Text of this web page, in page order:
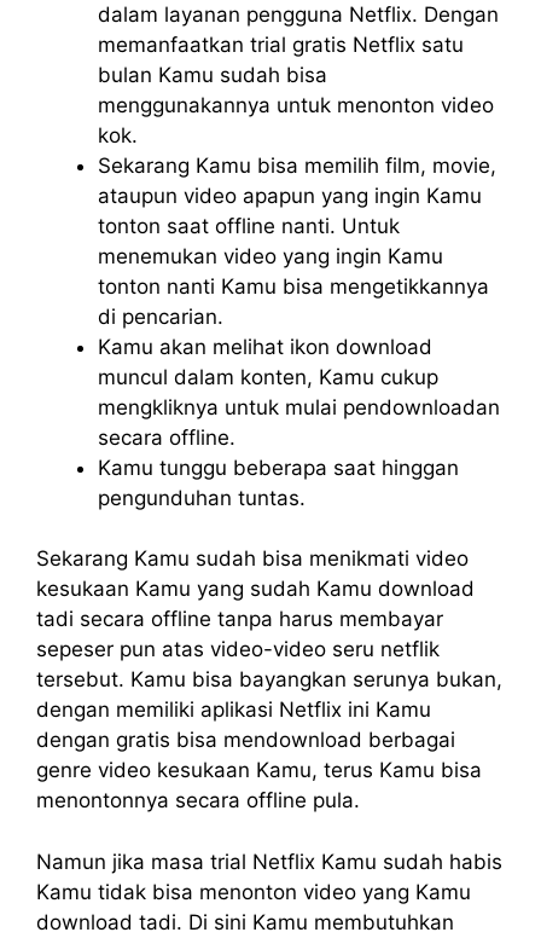
dalam layanan pengguna Netflix. Dengan
memanfaatkan trial gratis Netflix satu
bulan Kamu sudah bisa
menggunakannya untuk menonton video
kok.
Sekarang Kamu bisa memilih film, movie,
ataupun video apapun yang ingin Kamu
tonton saat offline nanti. Untuk
menemukan video yang ingin Kamu
tonton nanti Kamu bisa mengetikkannya
di pencarian.
Kamu akan melihat ikon download
muncul dalam konten, Kamu cukup
mengkliknya untuk mulai pendownloadan
secara offline.
Kamu tunggu beberapa saat hinggan
pengunduhan tuntas.
Sekarang Kamu sudah bisa menikmati video
kesukaan Kamu yang sudah Kamu download
tadi secara offline tanpa harus membayar
sepeser pun atas video-video seru netflik
tersebut. Kamu bisa bayangkan serunya bukan,
dengan memiliki aplikasi Netflix ini Kamu
dengan gratis bisa mendownload berbagai
genre video kesukaan Kamu, terus Kamu bisa
menontonnya secara offline pula.
Namun jika masa trial Netflix Kamu sudah habis
Kamu tidak bisa menonton video yang Kamu
download tadi. Di sini Kamu membutuhkan